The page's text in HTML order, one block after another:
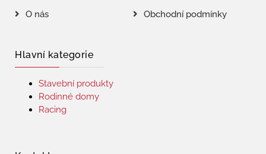
O nás
Obchodní podmínky
Hlavní kategorie
Stavební produkty
Rodinné domy
Racing